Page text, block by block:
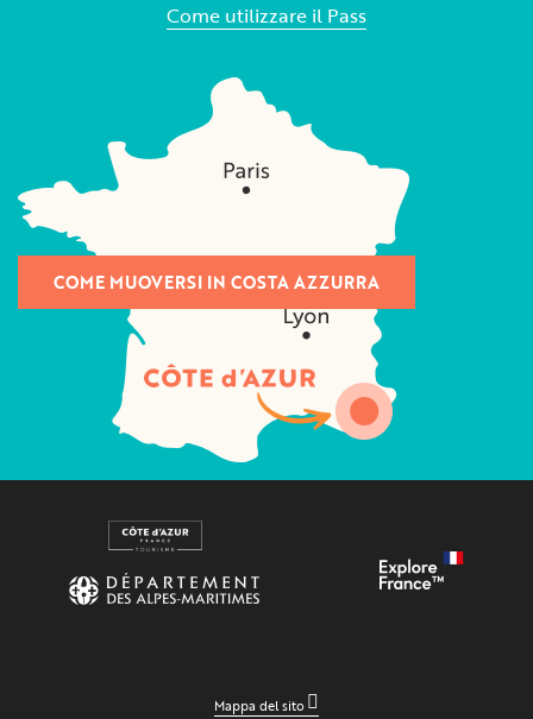
Come utilizzare il Pass
COME MUOVERSI IN COSTA AZZURRA
Mappa del sito